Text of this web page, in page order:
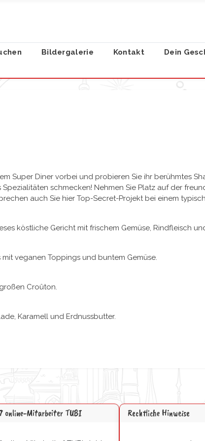
Bildergalerie Kontakt Dein
Super Diner vorbei und probieren Sie ihr berühmtes
schmecken! Nehmen Sie Platz auf der
auch Sie hier Top-Secret-Projekt bei einem
köstliche Gericht mit frischem Gemüse, Rindfleisch
veganen Toppings und buntem Gemüse.
Croûton.
Karamell und Erdnussbutter.
online-Mitarbeiter TUBI Rechtliche Hinweise